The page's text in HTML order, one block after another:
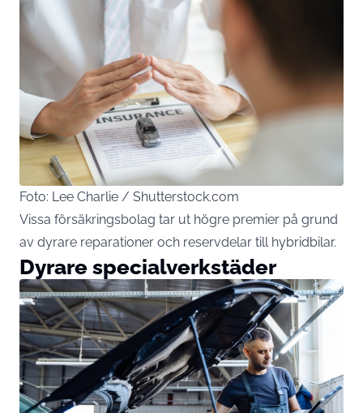
Foto: Lee Charlie / Shutterstock.com
Vissa försäkringsbolag tar ut högre premier på grund
av dyrare reparationer och reservdelar till hybridbilar.
Dyrare specialverkstäder